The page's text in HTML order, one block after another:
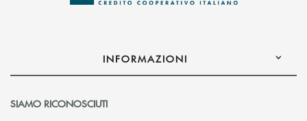
INFORMAZIONI
SIAMO RICONOSCIUTI